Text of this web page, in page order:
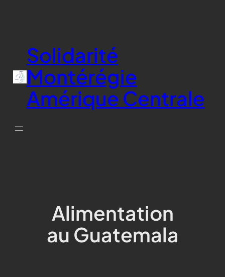
Solidarité
Montérégie
Amérique Centrale
Alimentation
au Guatemala